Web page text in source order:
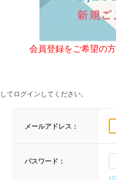
会員登録をご希望の方は
てログインしてください。
メールアドレス：
パスワード：
パ